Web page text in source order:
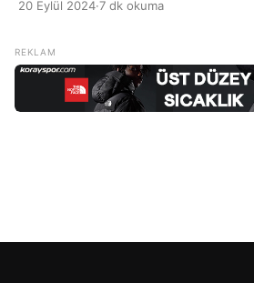
yönelik bir beslenme yaklaşımını
işareti olarak kabul edilir. Bu
seviyelerini kontrol altında tutmayı
önlemeyi amaçlar. […]
20 Eylül 2024·7 dk okuma